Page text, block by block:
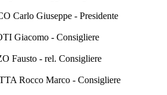
Carlo Giuseppe - Presidente
Giacomo - Consigliere
Fausto - rel. Consigliere
Rocco Marco - Consigliere